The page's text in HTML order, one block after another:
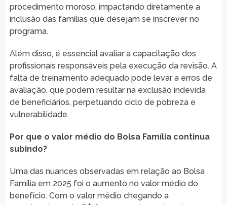
procedimento moroso, impactando diretamente a
inclusão das famílias que desejam se inscrever no
programa.
Além disso, é essencial avaliar a capacitação dos
profissionais responsáveis pela execução da revisão. A
falta de treinamento adequado pode levar a erros de
avaliação, que podem resultar na exclusão indevida
de beneficiários, perpetuando ciclo de pobreza e
vulnerabilidade.
Por que o valor médio do Bolsa Família continua
subindo?
Uma das nuances observadas em relação ao Bolsa
Família em 2025 foi o aumento no valor médio do
benefício. Com o valor médio chegando a